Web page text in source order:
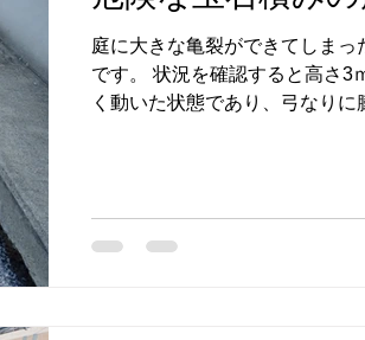
庭に大きな亀裂ができてしま
です。 状況を確認すると高さ3
く動いた状態であり、弓なり